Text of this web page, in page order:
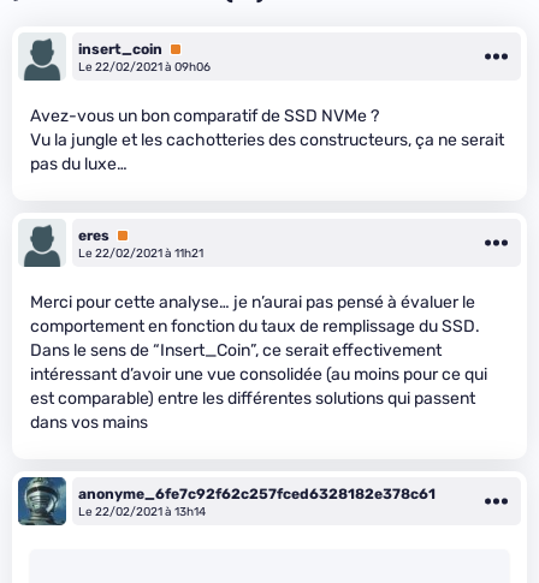
insert_coin
Premium
Le 22/02/2021 à 09h06
Avez-vous un bon comparatif de SSD NVMe ?
Vu la jungle et les cachotteries des constructeurs, ça ne serait
pas du luxe…
eres Premium
Le 22/02/2021 à 11h21
Merci pour cette analyse… je n’aurai pas pensé à évaluer le
comportement en fonction du taux de remplissage du SSD.
Dans le sens de “Insert_Coin”, ce serait effectivement
intéressant d’avoir une vue consolidée (au moins pour ce qui
est comparable) entre les différentes solutions qui passent
dans vos mains
anonyme_6fe7c92f62c257fced6328182e378c61
Le 22/02/2021 à 13h14